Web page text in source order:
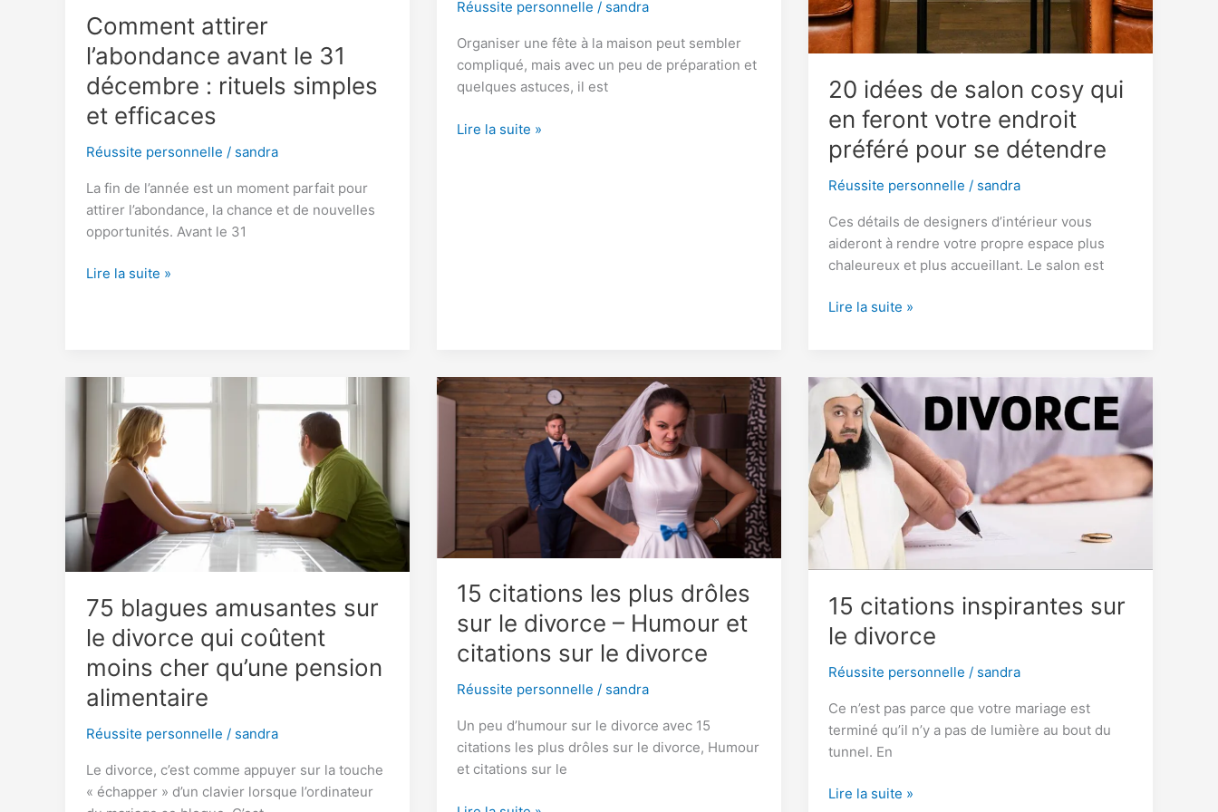
Comment attirer
l’abondance avant le 31
décembre : rituels simples
et efficaces
Réussite personnelle / sandra
La fin de l’année est un moment parfait pour
attirer l’abondance, la chance et de nouvelles
opportunités. Avant le 31
Comment
31
décembre
rituels
simples
efficaces
Lire la suite »
Réussite personnelle / sandra
Organiser une fête à la maison peut sembler
compliqué, mais avec un peu de préparation et
quelques astuces, il est
Comment
Lire la suite »
20 idées de salon cosy qui
en feront votre endroit
préféré pour se détendre
Réussite personnelle / sandra
Ces détails de designers d’intérieur vous
aideront à rendre votre propre espace plus
chaleureux et plus accueillant. Le salon est
20
cosy
qui
en
feront
votre
endroit
préféré
se
Lire la suite »
75 blagues amusantes sur
le divorce qui coûtent
moins cher qu’une pension
alimentaire
Réussite personnelle / sandra
Le divorce, c’est comme appuyer sur la touche
« échapper » d’un clavier lorsque l’ordinateur
15 citations les plus drôles
sur le divorce – Humour et
citations sur le divorce
Réussite personnelle / sandra
Un peu d’humour sur le divorce avec 15
citations les plus drôles sur le divorce, Humour
et citations sur le
15 citations inspirantes sur
le divorce
Réussite personnelle / sandra
Ce n’est pas parce que votre mariage est
terminé qu’il n’y a pas de lumière au bout du
tunnel. En
15
Lire la suite »